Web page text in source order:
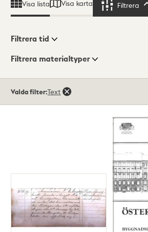
Visa lista Visa karta Filtrera
Visningsläge
Filtrera tid
Filtrera materialtyper
träffar
Valda filter:Text